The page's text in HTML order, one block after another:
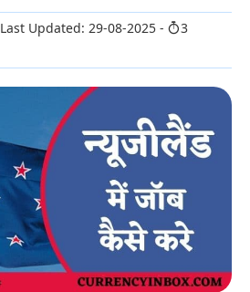
Last Updated: 29-08-2025
3